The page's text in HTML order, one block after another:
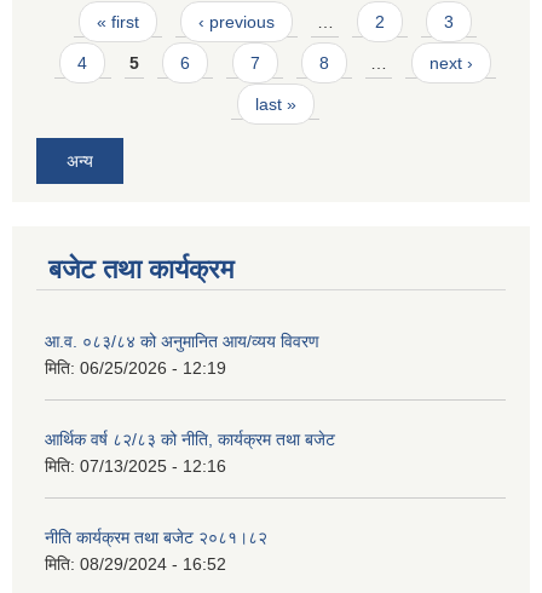
Pages
« first ‹ previous … 2 3
4 5 6 7 8 … next ›
last »
अन्य
बजेट तथा कार्यक्रम
आ.व. ०८३/८४ को अनुमानित आय/व्यय विवरण
मिति: 06/25/2026 - 12:19
आर्थिक वर्ष ८२/८३ को नीति, कार्यक्रम तथा बजेट
मिति: 07/13/2025 - 12:16
नीति कार्यक्रम तथा बजेट २०८१।८२
मिति: 08/29/2024 - 16:52